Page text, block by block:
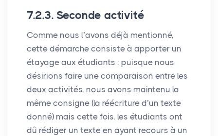
7.2.3. Seconde activité
Comme nous l’avons déjà mentionné,
cette démarche consiste à apporter un
étayage aux étudiants : puisque nous
désirions faire une comparaison entre les
deux activités, nous avons maintenu la
même consigne (la réécriture d’un texte
donné) mais cette fois, les étudiants ont
dû rédiger un texte en ayant recours à un